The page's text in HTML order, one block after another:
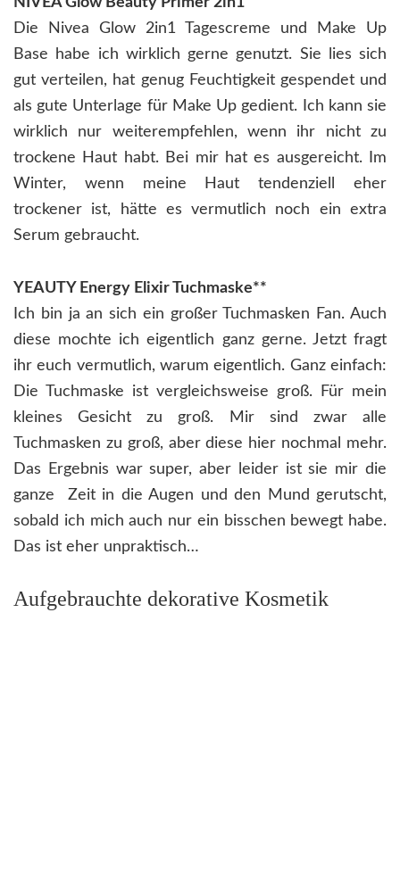
Die Nivea Glow 2in1 Tagescreme und Make Up
Base habe ich wirklich gerne genutzt. Sie lies sich
gut verteilen, hat genug Feuchtigkeit gespendet und
als gute Unterlage für Make Up gedient. Ich kann sie
wirklich nur weiterempfehlen, wenn ihr nicht zu
trockene Haut habt. Bei mir hat es ausgereicht. Im
Winter, wenn meine Haut tendenziell eher
trockener ist, hätte es vermutlich noch ein extra
Serum gebraucht.
YEAUTY Energy Elixir Tuchmaske**
Ich bin ja an sich ein großer Tuchmasken Fan. Auch
diese mochte ich eigentlich ganz gerne. Jetzt fragt
ihr euch vermutlich, warum eigentlich. Ganz einfach:
Die Tuchmaske ist vergleichsweise groß. Für mein
kleines Gesicht zu groß. Mir sind zwar alle
Tuchmasken zu groß, aber diese hier nochmal mehr.
Das Ergebnis war super, aber leider ist sie mir die
ganze Zeit in die Augen und den Mund gerutscht,
sobald ich mich auch nur ein bisschen bewegt habe.
Das ist eher unpraktisch…
Aufgebrauchte dekorative Kosmetik